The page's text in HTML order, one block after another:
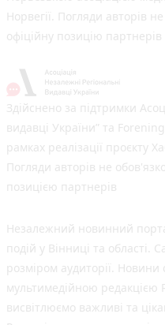
Норвегії. Погляди авторів
офіційну позицію
Здійснено за підтримки
видавці України” та
рамках реалізації проєкту
Погляди авторів не
позицією партнерів
Незалежний новинний
подій у Вінниці та області.
розміром аудиторії.
мультимедійною
висвітлюємо важливі та